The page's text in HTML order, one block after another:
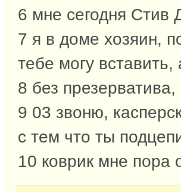
6 мне сегодня Стив
7 я в доме хозяин,
тебе могу вставить,
8 без
9 03 звоню,
с тем что ты
10 коврик мне пора